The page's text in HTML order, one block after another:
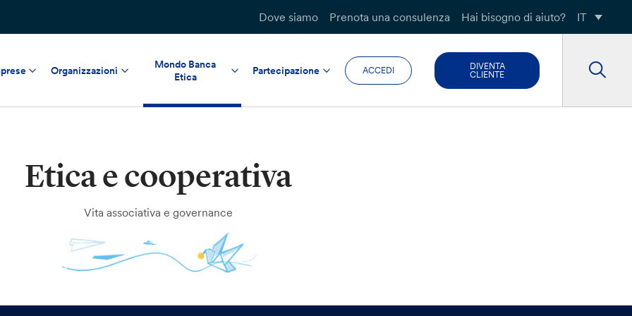
Dove siamo Prenota una consulenza Hai bisogno di aiuto? IT
Organizzazioni
Mondo Banca
Etica
Partecipazione ACCEDI
DIVENTA
CLIENTE
Etica e cooperativa
Vita associativa e governance